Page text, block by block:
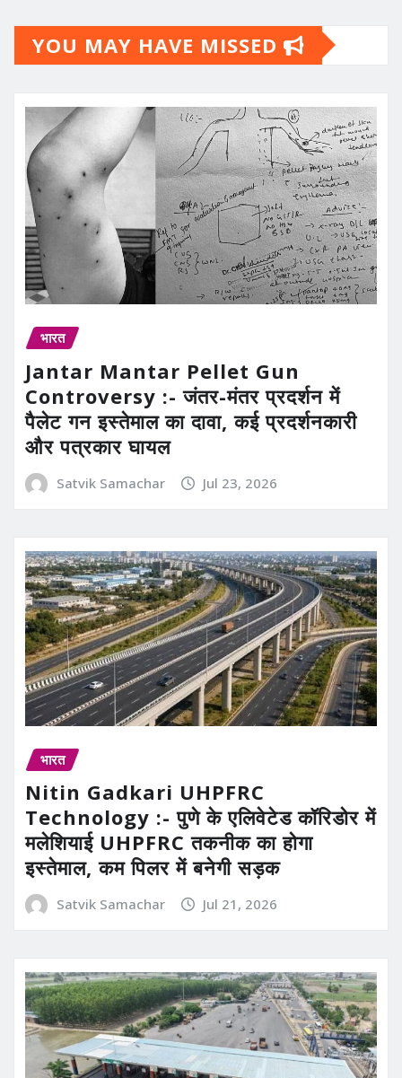
YOU MAY HAVE MISSED
भारत
Jantar Mantar Pellet Gun
Controversy :- जंतर-मंतर प्रदर्शन में
पैलेट गन इस्तेमाल का दावा, कई प्रदर्शनकारी
और पत्रकार घायल
Satvik Samachar Jul 23, 2026
भारत
Nitin Gadkari UHPFRC
Technology :- पुणे के एलिवेटेड कॉरिडोर में
मलेशियाई UHPFRC तकनीक का होगा
इस्तेमाल, कम पिलर में बनेगी सड़क
Satvik Samachar Jul 21, 2026